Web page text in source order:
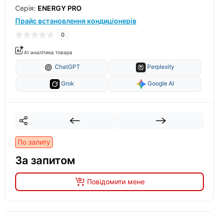
Серiя: ENERGY PRO
Прайс встановлення кондиціонерів
0
AI аналітика товара
ChatGPT Perplexity
Grok Google AI
По запиту
За запитом
Повідомити мене